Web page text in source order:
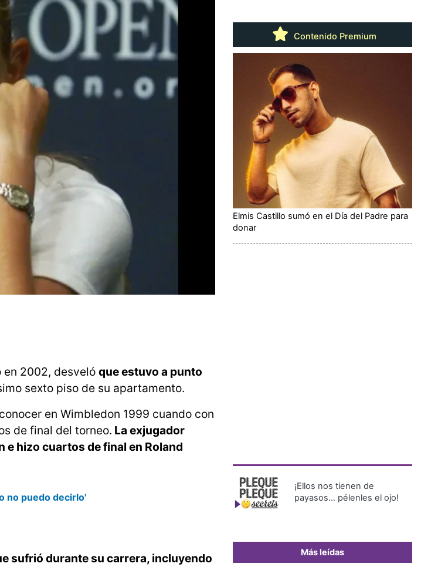
en 2002, desveló que estuvo a punto
sexto piso de su apartamento.
en Wimbledon 1999 cuando con
de final del torneo. La exjugador
hizo cuartos de final en Roland
no puedo decirlo'
sufrió durante su carrera, incluyendo
Contenido Premium
Elmis Castillo sumó en el Día del Padre para
donar
¡Ellos nos tienen de
payasos… pélenles el ojo!
Más leídas